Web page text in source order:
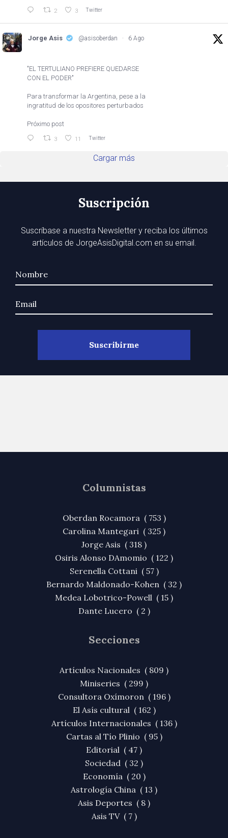
2 3 Twitter
Jorge Asis @asisoberdan · 6 Ago
"EL TERTULIANO PREFIERE QUEDARSE
CON EL PODER"
Para transformar la Argentina, pese a la
ingratitud de los opositores perturbados
Próximo post
3 11 Twitter
Cargar más
Suscripción
Suscríbase a nuestra Newsletter y reciba los últimos
artículos de JorgeAsisDigital.com en su email.
Columnistas
Oberdan Rocamora ( 753 )
Carolina Mantegari ( 325 )
Jorge Asis ( 318 )
Osiris Alonso DAmomio ( 122 )
Serenella Cottani ( 57 )
Bernardo Maldonado-Kohen ( 32 )
Medea Lobotrico-Powell ( 15 )
Dante Lucero ( 2 )
Secciones
Artículos Nacionales ( 809 )
Miniseries ( 299 )
Consultora Oxímoron ( 196 )
El Asís cultural ( 162 )
Artículos Internacionales ( 136 )
Cartas al Tío Plinio ( 95 )
Editorial ( 47 )
Sociedad ( 32 )
Economía ( 20 )
Astrología China ( 13 )
Asis Deportes ( 8 )
Asis TV ( 7 )